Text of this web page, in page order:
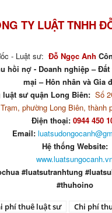
TY LUẬT TNHH
- Luật sư: Đỗ Ngọc Anh
hồi nợ - Doanh nghiệp –
mại – Hôn nhân và Gia
luật sư quận Long Biên: Số
Trạm, phường Long Biên, thành
Điện thoại: 0944 450
Email:
Hệ thống Website:
#luatsutranhtung
#thuhoino
phí thuê luật sư
Chi phí